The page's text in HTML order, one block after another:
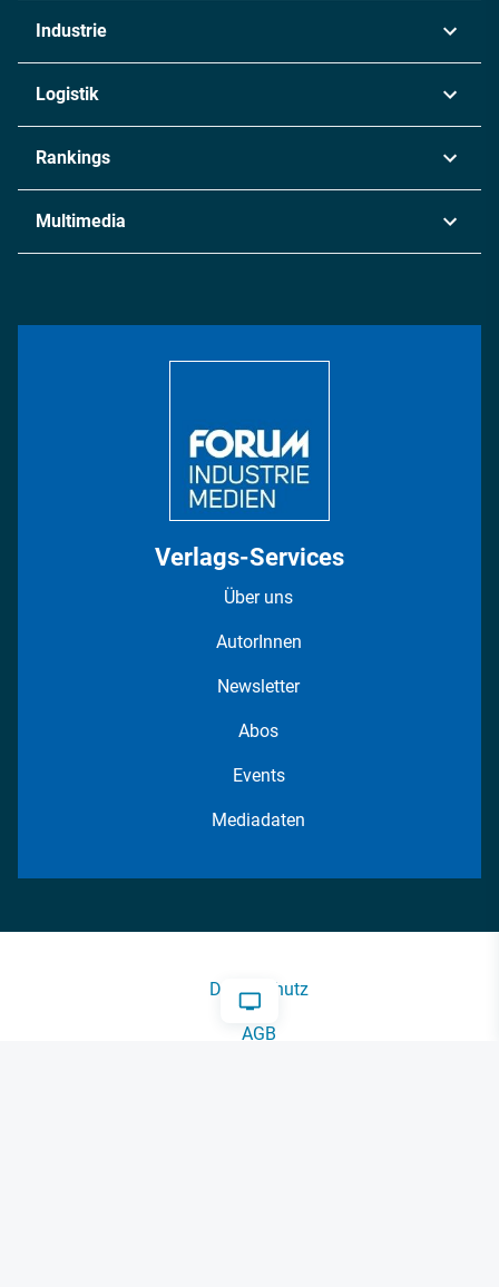
Industrie
Chemie
Metall
Energie
Logistik
Rankings
Multimedia
Verlags-Services
Über uns
AutorInnen
Newsletter
Abos
Events
Mediadaten
Datenschutz
AGB